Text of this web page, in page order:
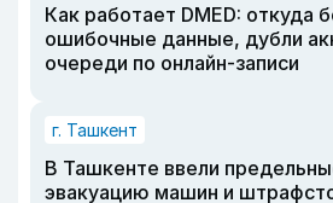
Как работает DMED: откуда
ошибочные данные, дубли
очереди по онлайн-записи
г. Ташкент
В Ташкенте ввели
эвакуацию машин и